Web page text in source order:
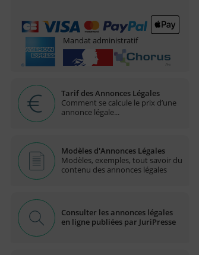
Mandat administratif
Tarif des Annonces Légales
Comment se calcule le prix d’une
annonce légale...
Modèles d'Annonces Légales
Modèles, exemples, tout savoir du
contenu des annonces légales
Consulter les annonces légales
en ligne publiées par JuriPresse